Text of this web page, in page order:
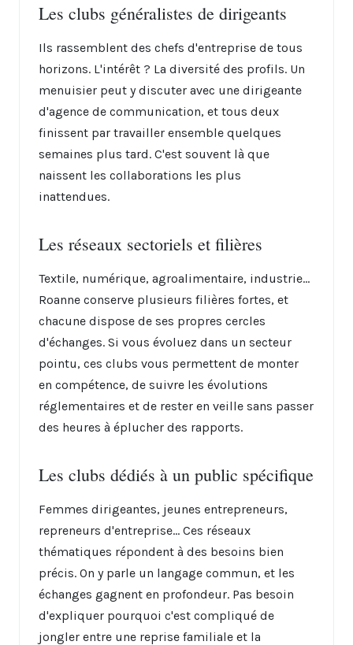
Les clubs généralistes de dirigeants
Ils rassemblent des chefs d'entreprise de tous
horizons. L'intérêt ? La diversité des profils. Un
menuisier peut y discuter avec une dirigeante
d'agence de communication, et tous deux
finissent par travailler ensemble quelques
semaines plus tard. C'est souvent là que
naissent les collaborations les plus
inattendues.
Les réseaux sectoriels et filières
Textile, numérique, agroalimentaire, industrie...
Roanne conserve plusieurs filières fortes, et
chacune dispose de ses propres cercles
d'échanges. Si vous évoluez dans un secteur
pointu, ces clubs vous permettent de monter
en compétence, de suivre les évolutions
réglementaires et de rester en veille sans passer
des heures à éplucher des rapports.
Les clubs dédiés à un public spécifique
Femmes dirigeantes, jeunes entrepreneurs,
repreneurs d'entreprise... Ces réseaux
thématiques répondent à des besoins bien
précis. On y parle un langage commun, et les
échanges gagnent en profondeur. Pas besoin
d'expliquer pourquoi c'est compliqué de
jongler entre une reprise familiale et la